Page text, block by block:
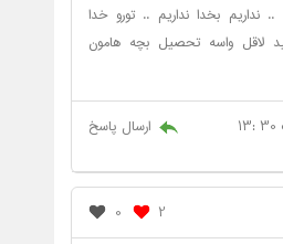
بخدا نداریم .. تورو خدا
لاقل واسه تحصیل بچه هامون
ارسال پاسخ
2
0